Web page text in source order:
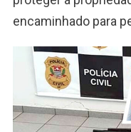
encaminhado para